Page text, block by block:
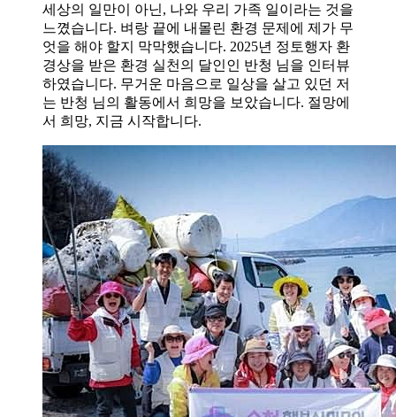
세상의 일만이 아닌, 나와 우리 가족 일이라는 것을
느꼈습니다. 벼랑 끝에 내몰린 환경 문제에 제가 무
엇을 해야 할지 막막했습니다. 2025년 정토행자 환
경상을 받은 환경 실천의 달인인 반청 님을 인터뷰
하였습니다. 무거운 마음으로 일상을 살고 있던 저
는 반청 님의 활동에서 희망을 보았습니다. 절망에
서 희망, 지금 시작합니다.